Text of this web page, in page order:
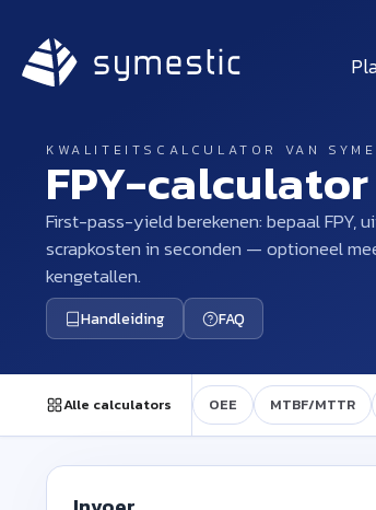
KWALITEITSCALCULATOR VAN
FPY-calculator
First-pass-yield berekenen: bepaal FPY,
scrapkosten in seconden — optioneel
kengetallen.
Handleiding FAQ
Alle calculators OEE MTBF/MTTR